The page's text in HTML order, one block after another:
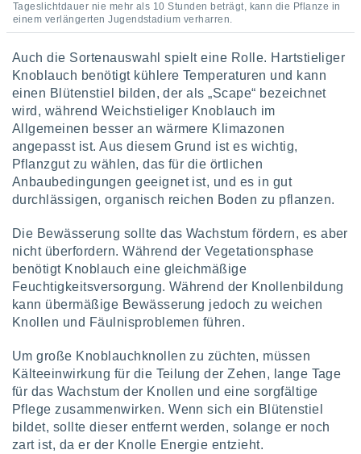
Tageslichtdauer nie mehr als 10 Stunden beträgt, kann die Pflanze in
einem verlängerten Jugendstadium verharren.
Auch die Sortenauswahl spielt eine Rolle. Hartstieliger
Knoblauch benötigt kühlere Temperaturen und kann
einen Blütenstiel bilden, der als „Scape“ bezeichnet
wird, während Weichstieliger Knoblauch im
Allgemeinen besser an wärmere Klimazonen
angepasst ist. Aus diesem Grund ist es wichtig,
Pflanzgut zu wählen, das für die örtlichen
Anbaubedingungen geeignet ist, und es in gut
durchlässigen, organisch reichen Boden zu pflanzen.
Die Bewässerung sollte das Wachstum fördern, es aber
nicht überfordern. Während der Vegetationsphase
benötigt Knoblauch eine gleichmäßige
Feuchtigkeitsversorgung. Während der Knollenbildung
kann übermäßige Bewässerung jedoch zu weichen
Knollen und Fäulnisproblemen führen.
Um große Knoblauchknollen zu züchten, müssen
Kälteeinwirkung für die Teilung der Zehen, lange Tage
für das Wachstum der Knollen und eine sorgfältige
Pflege zusammenwirken. Wenn sich ein Blütenstiel
bildet, sollte dieser entfernt werden, solange er noch
zart ist, da er der Knolle Energie entzieht.